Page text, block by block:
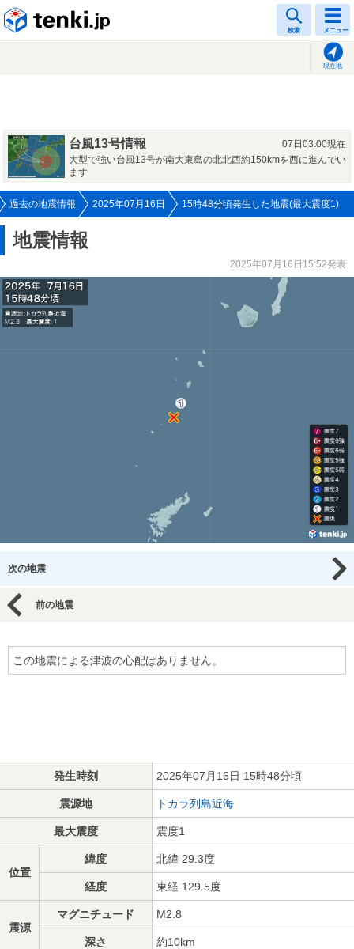
検索 メニュー
現在地
台風13号情報
07日03:00現在
大型で強い台風13号が南大東島の北北西約150kmを西に進んでい
ます
過去の地震情報 2025年07月16日 15時48分頃発生した地震(最大震度1)
地震情報
2025年07月16日15:52発表
次の地震
前の地震
この地震による津波の心配はありません。
発生時刻 2025年07月16日 15時48分頃
震源地 トカラ列島近海
最大震度 震度1
位置
緯度 北緯 29.3度
経度 東経 129.5度
震源
マグニチュード M2.8
深さ 約10km